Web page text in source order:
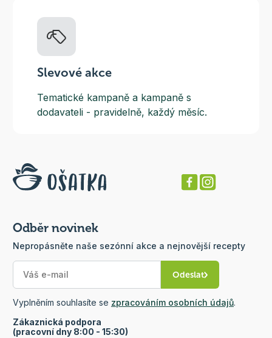
Slevové akce
Tematické kampaně a kampaně s
dodavateli - pravidelně, každý měsíc.
Odběr novinek
Nepropásněte naše sezónní akce a nejnovější recepty
Odeslat
Vyplněním souhlasíte se zpracováním osobních údajů.
Zákaznická podpora
(pracovní dny 8:00 - 15:30)